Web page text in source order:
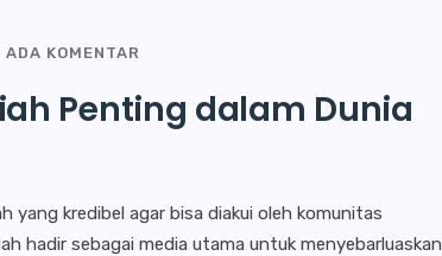
ADA KOMENTAR
Penting dalam Dunia
yang kredibel agar bisa diakui oleh komunitas
hadir sebagai media utama untuk menyebarluaskan